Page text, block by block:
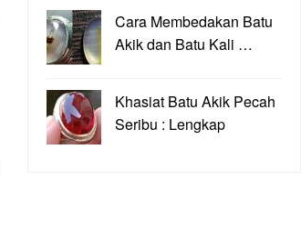
Cara Membedakan Batu
Akik dan Batu Kali …
Khasiat Batu Akik Pecah
Seribu : Lengkap